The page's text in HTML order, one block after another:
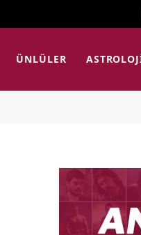
ÜNLÜLER